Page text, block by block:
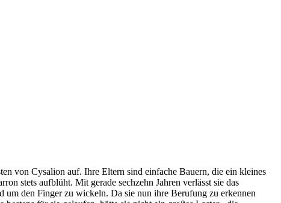
von Cysalion auf. Ihre Eltern sind einfache Bauern, die ein kleines
stets aufblüht. Mit gerade sechzehn Jahren verlässt sie das
um den Finger zu wickeln. Da sie nun ihre Berufung zu erkennen